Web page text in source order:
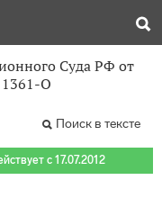
Суда РФ от
1361-О
Поиск в тексте
с 17.07.2012